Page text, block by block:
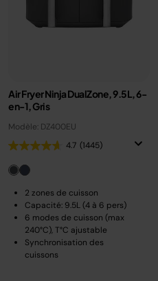
Air Fryer Ninja DualZone, 9.5L, 6-
en-1, Gris
Modèle: DZ400EU
4.7 (1445)
2 zones de cuisson
Capacité: 9.5L (4 à 6 pers)
6 modes de cuisson (max
240°C), T°C ajustable
Synchronisation des
cuissons